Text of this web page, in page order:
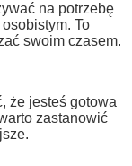
na potrzebę
To
swoim czasem.
że jesteś gotowa
zastanowić